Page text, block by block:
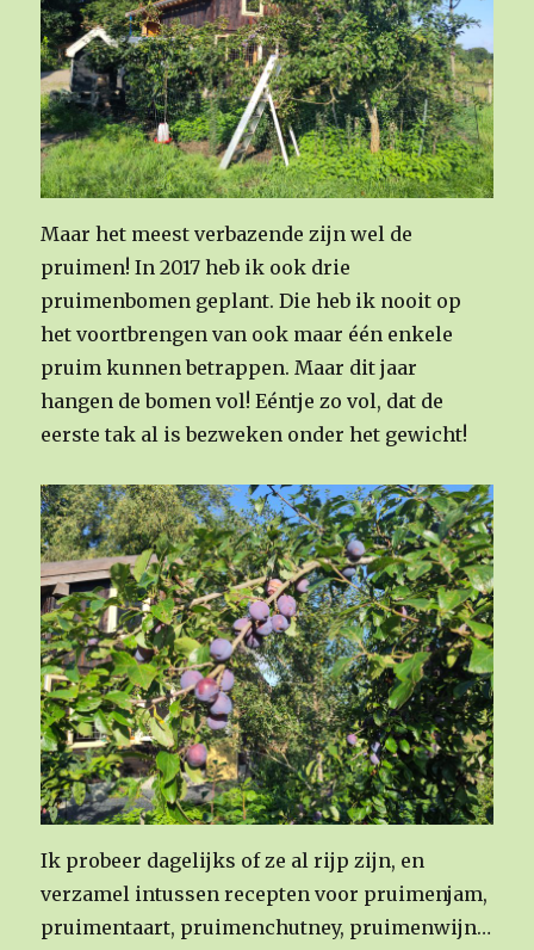
Maar het meest verbazende zijn wel de
pruimen! In 2017 heb ik ook drie
pruimenbomen geplant. Die heb ik nooit op
het voortbrengen van ook maar één enkele
pruim kunnen betrappen. Maar dit jaar
hangen de bomen vol! Eéntje zo vol, dat de
eerste tak al is bezweken onder het gewicht!
Ik probeer dagelijks of ze al rijp zijn, en
verzamel intussen recepten voor pruimenjam,
pruimentaart, pruimenchutney, pruimenwijn…